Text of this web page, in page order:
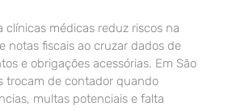
clínicas médicas reduz riscos na
notas fiscais ao cruzar dados de
e obrigações acessórias. Em São
trocam de contador quando
multas potenciais e falta